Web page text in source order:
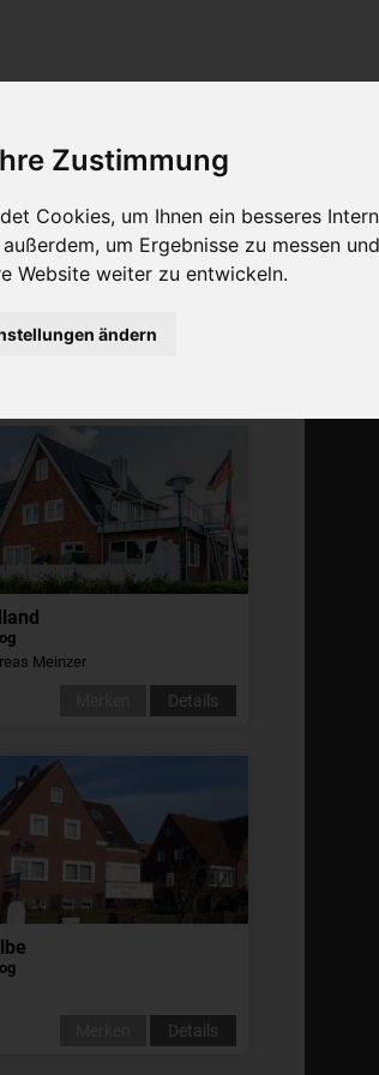
Zustimmung
Cookies, um Ihnen ein besseres
um Ergebnisse zu messen
Website weiter zu entwickeln.
ändern
2 Merkliste:0
Meinzer
Details
Details